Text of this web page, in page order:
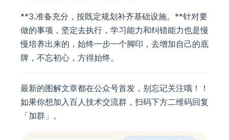
**3.准备充分，按既定规划补齐基础设施。**针对要
做的事项，坚定去执行，学习能力和纠错能力也是慢
慢培养出来的，始终一步一个脚印，去增加自己的底
牌，不忘初心，方得始终。
最新的图解文章都在公众号首发，别忘记关注哦！！
如果你想加入百人技术交流群，扫码下方二维码回复
「加群」。